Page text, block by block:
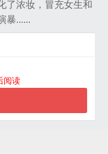
了浓妆，冒充女生和
暴......
阅读